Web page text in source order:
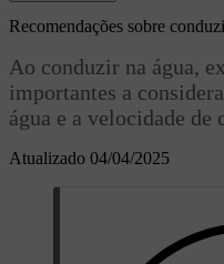
Atualizado 04/04/2025
Recomendações sobre
Ao conduzir na água,
importantes a
água e a velocidade de